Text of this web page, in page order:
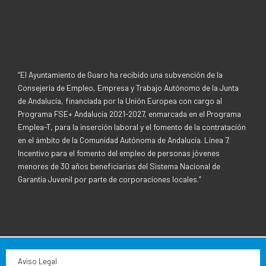
“El Ayuntamiento de Guaro ha recibido una subvención de la
Consejería de Empleo, Empresa y Trabajo Autónomo de la Junta
de Andalucía, financiada por la Unión Europea con cargo al
Programa FSE+ Andalucía 2021-2027, enmarcada en el Programa
Emplea-T, para la inserción laboral y el fomento de la contratación
en el ámbito de la Comunidad Autónoma de Andalucía. Línea 7.
Incentivo para el fomento del empleo de personas jóvenes
menores de 30 años beneficiarias del Sistema Nacional de
Garantía Juvenil por parte de corporaciones locales.”
Aviso Legal